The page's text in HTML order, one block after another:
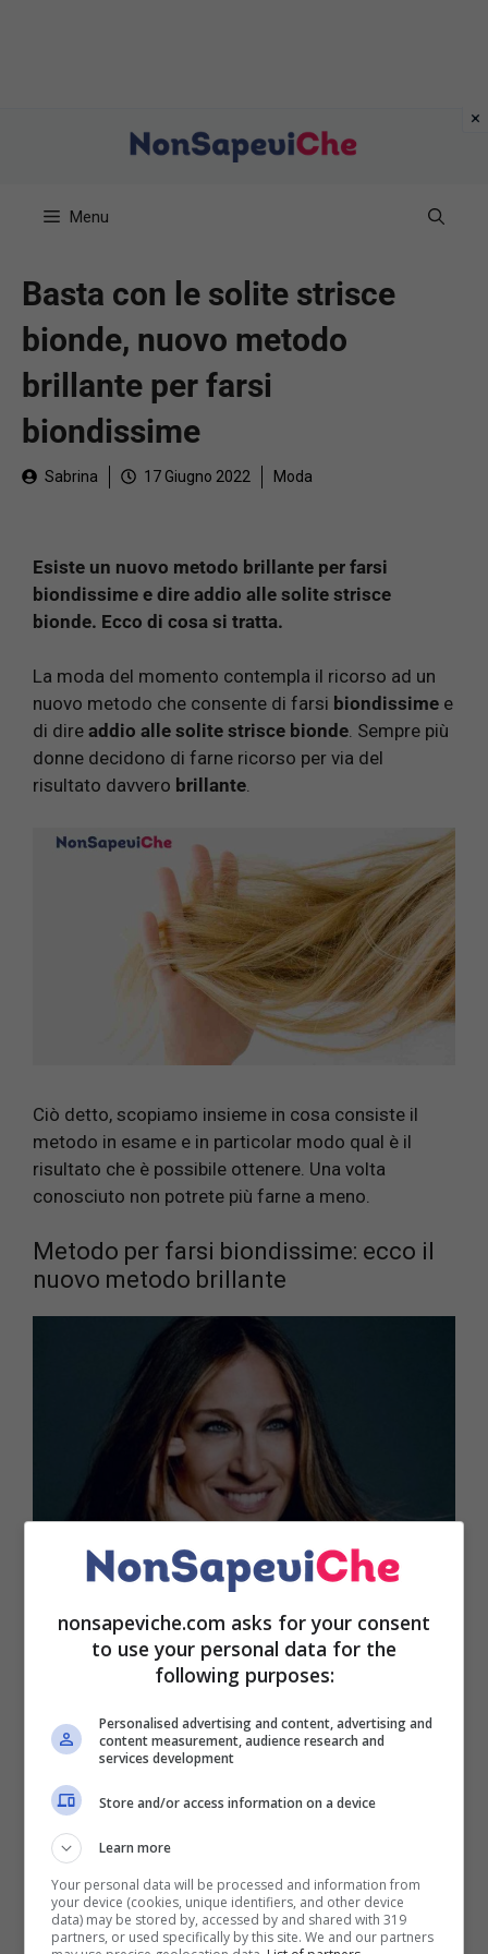
Menu
Basta con le solite strisce
bionde, nuovo metodo
brillante per farsi
biondissime
Sabrina 17 Giugno 2022 Moda
Esiste un nuovo metodo brillante per farsi
biondissime e dire addio alle solite strisce
bionde. Ecco di cosa si tratta.
La moda del momento contempla il ricorso ad un
nuovo metodo che consente di farsi biondissime e
di dire addio alle solite strisce bionde. Sempre più
donne decidono di farne ricorso per via del
risultato davvero brillante.
Ciò detto, scopiamo insieme in cosa consiste il
metodo in esame e in particolar modo qual è il
risultato che è possibile ottenere. Una volta
conosciuto non potrete più farne a meno.
Metodo per farsi biondissime: ecco il
nuovo metodo brillante
Sono sempre di più le donne che decidono di
anzi con un certo orgoglio. In questo momento,
difatti, sta spopolando una nuova tendenza che
Sono tante ad esempio le celebrità che hanno
deciso di abbracciare questa moda come Gwyneth
Paltrow,Sarah Jessica Parker
Queste, difatti, hanno inteso esaltare la tonalità del
grigio, esaltandola anziché nasconderla. Nello
nonsapeviche.com asks for your consent
to use your personal data for the
following purposes:
Personalised advertising and content, advertising and
content measurement, audience research and
services development
Store and/or access information on a device
Learn more
Your personal data will be processed and information from
your device (cookies, unique identifiers, and other device
data) may be stored by, accessed by and shared with 319
partners, or used specifically by this site. We and our partners